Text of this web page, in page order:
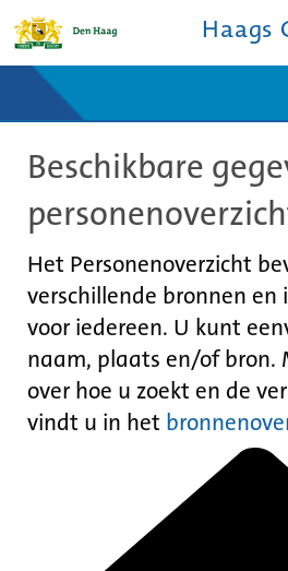
Haags
Ontdek de stad
De studiezaal
Bronnen en collecties
Contact
Beschikbare
Het Personenoverzicht
verschillende bronnen
voor iedereen. U kunt
naam, plaats en/of bron.
over hoe u zoekt en de
vindt u in het